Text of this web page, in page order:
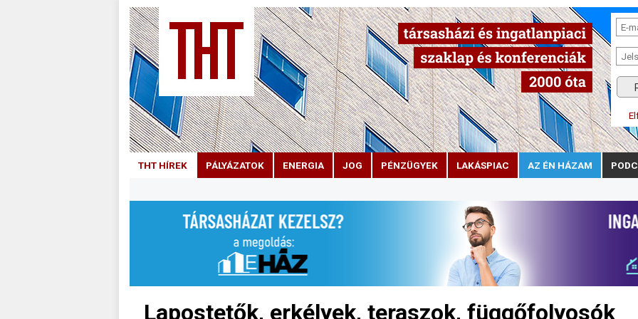
THT HÍREK PÁLYÁZATOK ENERGIA JOG PÉNZÜGYEK LAKÁSPIAC AZ ÉN HÁZAM
Lapostetők, erkélyek, teraszok, függőfolyosók